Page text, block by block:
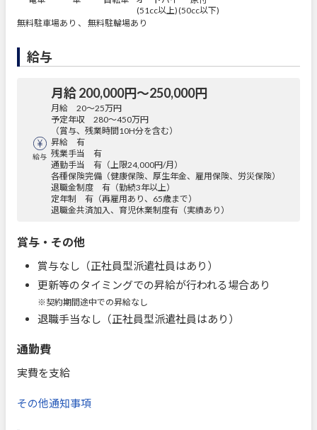
(51cc以上)(50cc以下)
無料駐車場あり 、 無料駐輪場あり
給与
給与
月給 200,000円〜250,000円
月給 20～25万円
予定年収 280～450万円
（賞与、残業時間10H分を含む）
昇給 有
残業手当 有
通勤手当 有（上限24,000円/月）
各種保険完備（健康保険、厚生年金、雇用保険、労災保険）
退職金制度 有（勤続3年以上）
定年制 有（再雇用あり、65歳まで）
退職金共済加入、育児休業制度有（実績あり）
賞与・その他
賞与なし（正社員型派遣社員はあり）
更新等のタイミングでの昇給が行われる場合あり
※契約期間途中での昇給なし
退職手当なし（正社員型派遣社員はあり）
通勤費
実費を支給
その他通知事項